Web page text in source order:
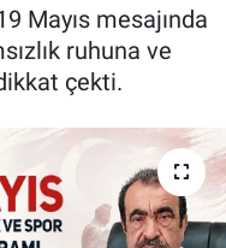
Mayıs mesajında
ruhuna ve
çekti.
Fikstür